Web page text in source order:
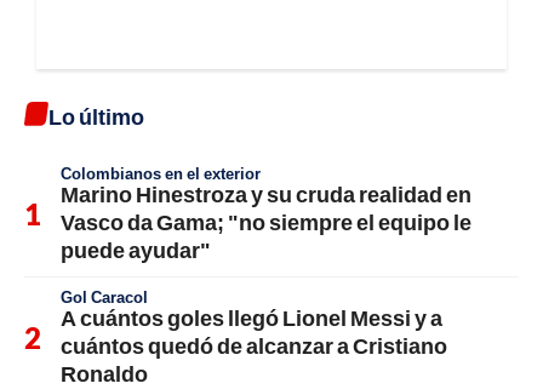
Lo último
Colombianos en el exterior
Marino Hinestroza y su cruda realidad en
Vasco da Gama; "no siempre el equipo le
puede ayudar"
Gol Caracol
A cuántos goles llegó Lionel Messi y a
cuántos quedó de alcanzar a Cristiano
Ronaldo